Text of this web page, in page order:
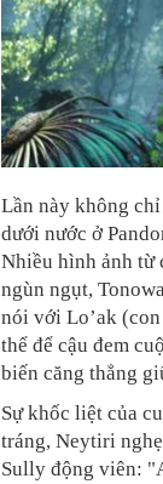
Lần này không
dưới nước ở
Nhiều hình ảnh từ
ngùn ngụt,
nói với Lo’ak
thể để cậu đem
biến căng thẳng
Sự khốc liệt của
tráng, Neytiri
Sully động viên: